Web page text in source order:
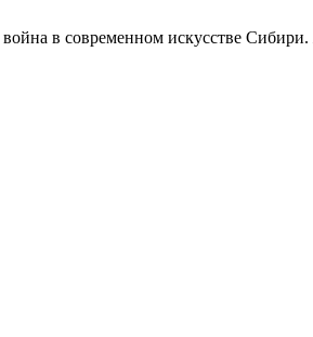
в современном искусстве Сибири.